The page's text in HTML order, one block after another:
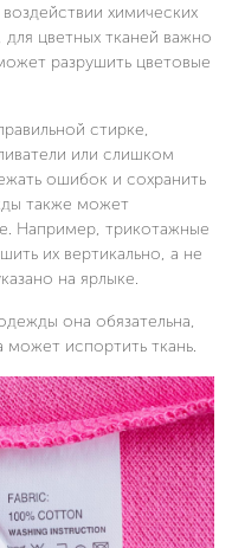
химических
цветных тканей важно
разрушить цветовые
стирке,
или слишком
ошибок и сохранить
также может
Например, трикотажные
их вертикально, а не
на ярлыке.
она обязательна,
может испортить ткань.